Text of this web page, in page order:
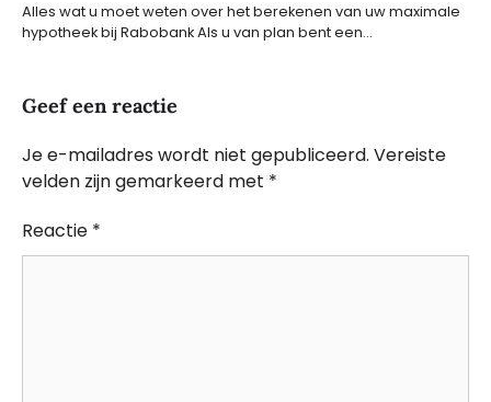
Alles wat u moet weten over het berekenen van uw maximale
hypotheek bij Rabobank Als u van plan bent een…
Geef een reactie
Je e-mailadres wordt niet gepubliceerd. Vereiste
velden zijn gemarkeerd met *
Reactie *